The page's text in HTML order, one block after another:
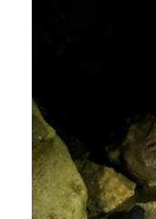
Studi
Learn More